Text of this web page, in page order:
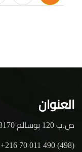
العنوان
ص.ب 120 بوسالم 8170 جندوبة
+216 70 011 490 (498)